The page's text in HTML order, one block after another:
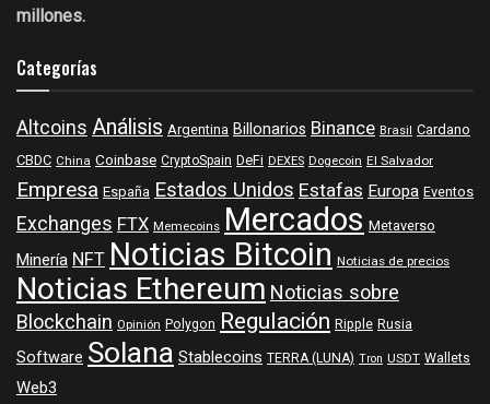
millones.
Categorías
AltcoinsAnálisis Argentina Billonarios Binance Brasil Cardano
CBDC China Coinbase CryptoSpain DeFi DEXES Dogecoin El Salvador
Empresa España Estados UnidosEstafasEuropa Eventos
ExchangesFTX Memecoins Mercados Metaverso
MineríaNFTNoticias Bitcoin Noticias de precios
Noticias EthereumNoticias sobre
Blockchain Opinión Polygon Regulación Ripple Rusia
Software SolanaStablecoins TERRA (LUNA) Tron USDT Wallets
Web3